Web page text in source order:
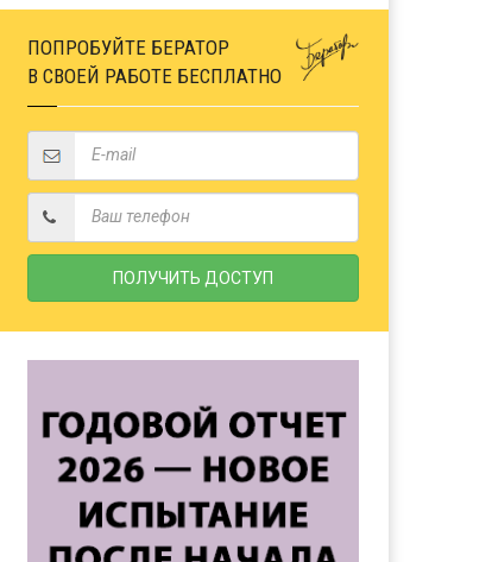
ПОПРОБУЙТЕ БЕРАТОР
В СВОЕЙ РАБОТЕ БЕСПЛАТНО